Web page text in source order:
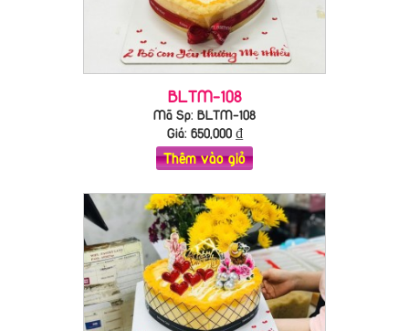
BLTM-108
Mã Sp: BLTM-108
Giá: 650,000₫
Thêm vào giỏ